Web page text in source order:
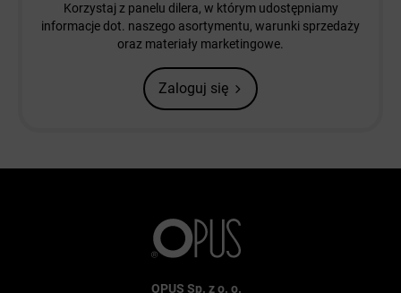
Korzystaj z panelu dilera, w którym udostępniamy
informacje dot. naszego asortymentu, warunki sprzedaży
oraz materiały marketingowe.
Zaloguj się
OPUS Sp. z o. o.